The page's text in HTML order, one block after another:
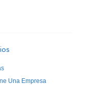
Una Empresa